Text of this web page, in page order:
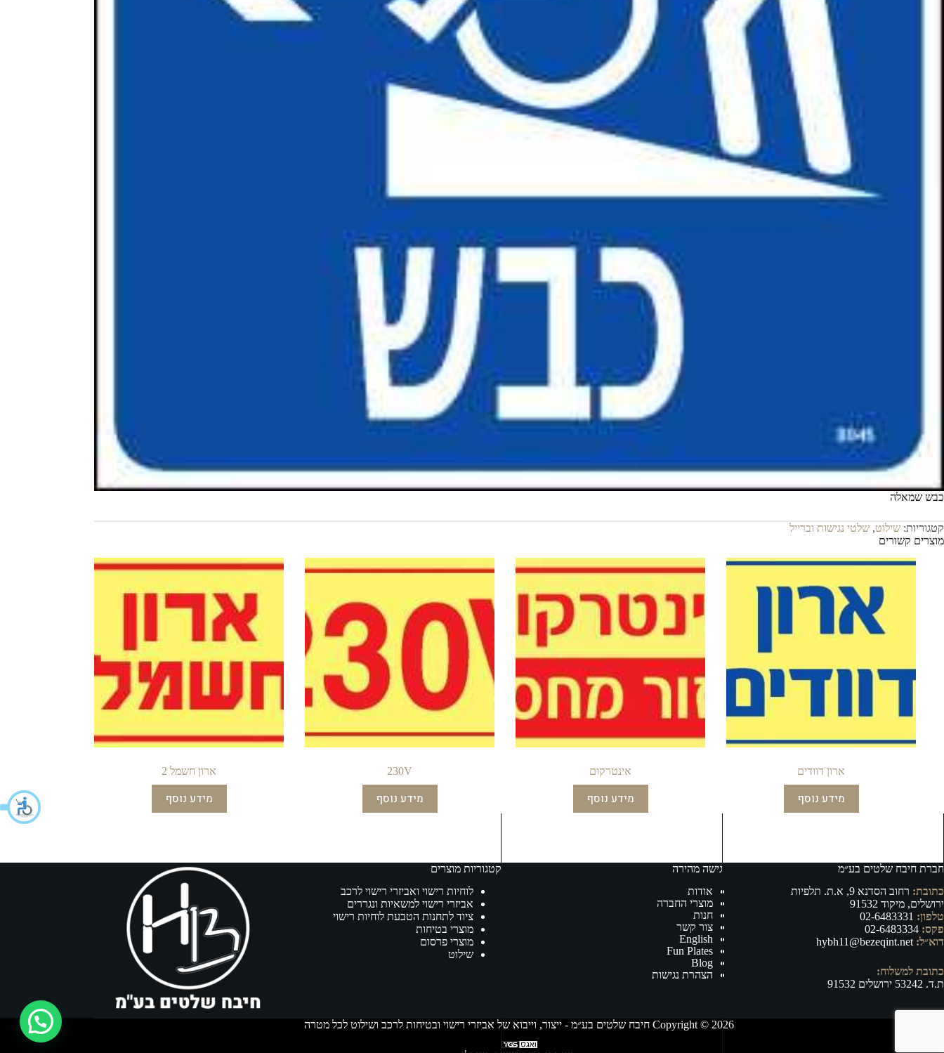
כבש שמאלה
קטגוריות: שילוט, שלטי נגישות וברייל
מוצרים קשורים
ארון דוודים
מידע נוסף
אינטרקום
מידע נוסף
230V
מידע נוסף
ארון חשמל 2
מידע נוסף
חברת חיבח שלטים בע״מ
כתובת:
רחוב הסדנא 9, א.ת. תלפיות
ירושלים, מיקוד 91532
טלפון: 02-6483331
פקס:
דוא״ל: hybh11@bezeqint.net
כתובת למשלוח:
ת.ד. 53242 ירושלים 91532
גישה מהירה
אודות
מוצרי החברה
חנות
צור קשר
English
Fun Plates
Blog
הצהרת נגישות
קטגוריות מוצרים
לוחיות רישוי ואביזרי רישוי לרכב
אביזרי רישוי למשאיות ונגררים
ציוד לתחנות הטבעת לוחיות רישוי
מוצרי בטיחות
מוצרי פרסום
שילוט
Copyright © 2026 חיבח שלטים בע״מ - ייצור, וייבוא של אביזרי רישוי ובטיחות לרכב ושילוט לכל מטרה איך אפשר לעזור?